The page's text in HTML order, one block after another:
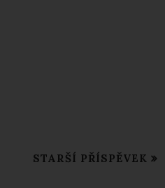
STARŠÍ PŘÍSPĚVEK